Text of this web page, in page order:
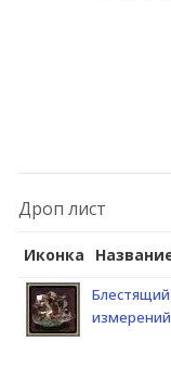
Дроп лист
Иконка
измерений